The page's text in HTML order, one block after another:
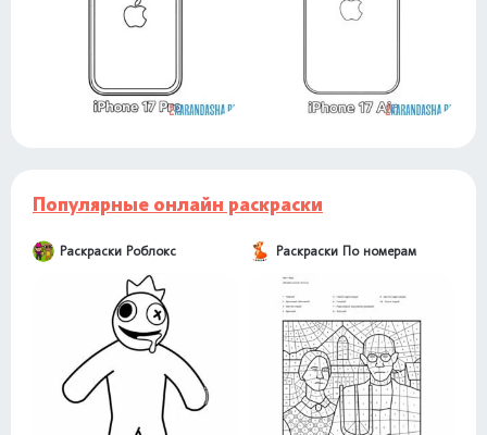
Популярные онлайн раскраски
Раскраски Роблокс Раскраски По номерам